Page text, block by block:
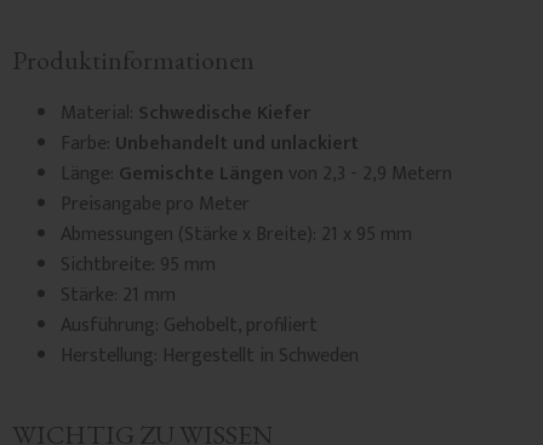
Produktinformationen
Material: Schwedische Kiefer
Farbe: Unbehandelt und unlackiert
Länge: Gemischte Längen von 2,3 - 2,9 Metern
Preisangabe pro Meter
Abmessungen (Stärke x Breite): 21 x 95 mm
Sichtbreite: 95 mm
Stärke: 21 mm
Ausführung: Gehobelt, profiliert
Herstellung: Hergestellt in Schweden
WICHTIG ZU WISSEN